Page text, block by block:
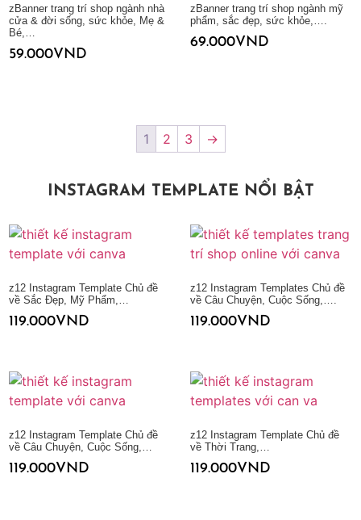
zBanner trang trí shop ngành nhà
cửa & đời sống, sức khỏe, Mẹ &
Bé,…
59.000VND
zBanner trang trí shop ngành mỹ
phẩm, sắc đẹp, sức khỏe,….
69.000VND
1 2 3 →
INSTAGRAM TEMPLATE NỔI BẬT
z12 Instagram Template Chủ đề
về Sắc Đẹp, Mỹ Phẩm,…
119.000VND
z12 Instagram Templates Chủ đề
về Câu Chuyện, Cuộc Sống,….
119.000VND
z12 Instagram Template Chủ đề
về Câu Chuyện, Cuộc Sống,…
119.000VND
z12 Instagram Template Chủ đề
về Thời Trang,…
119.000VND